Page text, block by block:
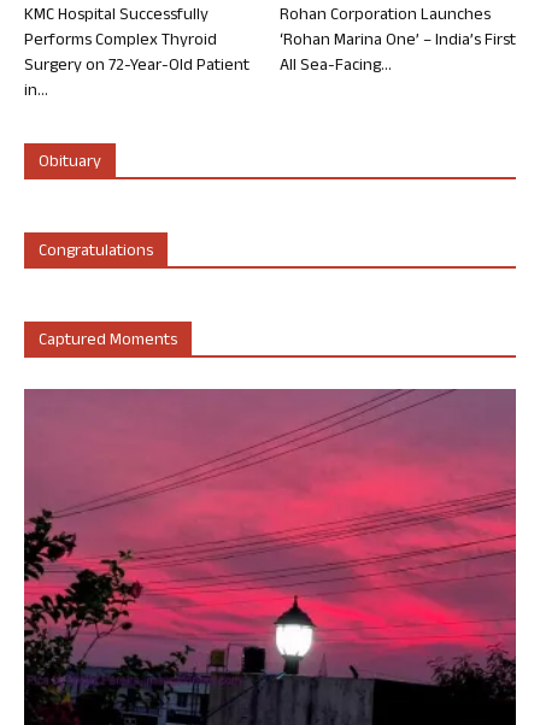
KMC Hospital Successfully
Performs Complex Thyroid
Surgery on 72-Year-Old Patient
in...
Rohan Corporation Launches
‘Rohan Marina One’ – India’s First
All Sea-Facing...
Obituary
Congratulations
Captured Moments